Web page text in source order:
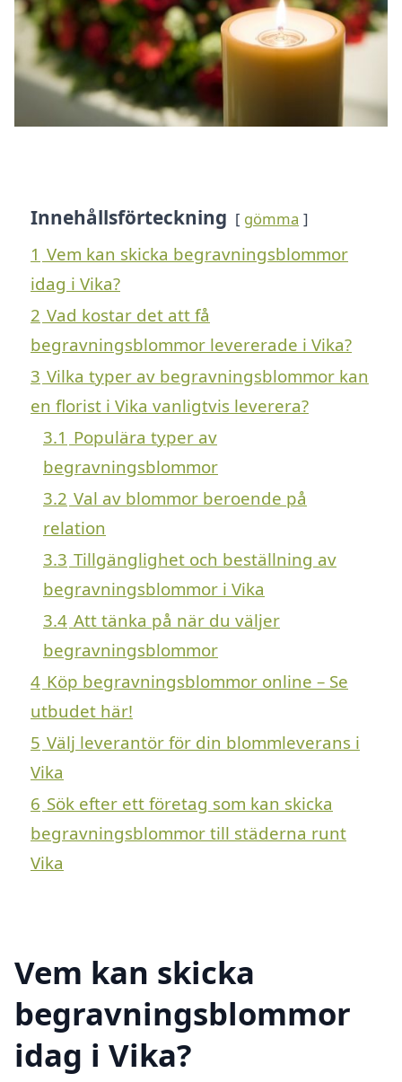
Innehållsförteckning gömma
1 Vem kan skicka begravningsblommor
idag i Vika?
2 Vad kostar det att få
begravningsblommor levererade i Vika?
3 Vilka typer av begravningsblommor kan
en florist i Vika vanligtvis leverera?
3.1 Populära typer av
begravningsblommor
3.2 Val av blommor beroende på
relation
3.3 Tillgänglighet och beställning av
begravningsblommor i Vika
3.4 Att tänka på när du väljer
begravningsblommor
4 Köp begravningsblommor online – Se
utbudet här!
5 Välj leverantör för din blommleverans i
Vika
6 Sök efter ett företag som kan skicka
begravningsblommor till städerna runt
Vika
Vem kan skicka
begravningsblommor
idag i Vika?